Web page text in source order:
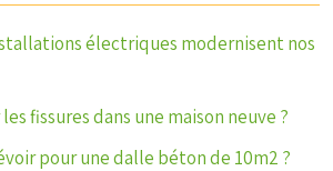
électriques modernisent nos
fissures dans une maison neuve ?
pour une dalle béton de 10m2 ?